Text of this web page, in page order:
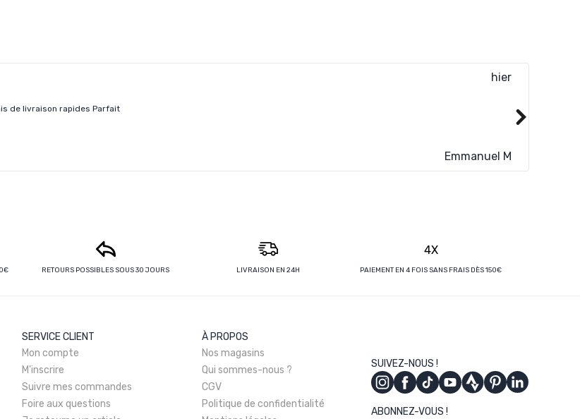
hier
de livraison rapides Parfait
Emmanuel M
RETOURS POSSIBLES SOUS 30 JOURS LIVRAISON EN 24H
4X
PAIEMENT EN 4 FOIS SANS FRAIS DÈS 150€
SERVICE CLIENT
Mon compte
M'inscrire
Suivre mes commandes
Foire aux questions
À PROPOS
Nos magasins
Qui sommes-nous ?
CGV
Politique de confidentialité
SUIVEZ-NOUS !
ABONNEZ-VOUS !